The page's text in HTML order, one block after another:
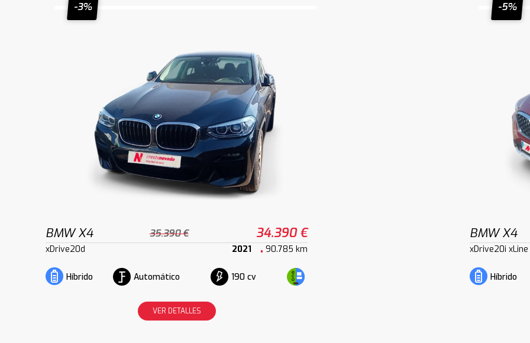
-3%
BMW X4 35.390 € 34.390 €
xDrive20d 2021 90.785 km
Híbrido Automático 190 cv
VER DETALLES
-5%
BMW X4
xDrive20i xLine
Híbrido